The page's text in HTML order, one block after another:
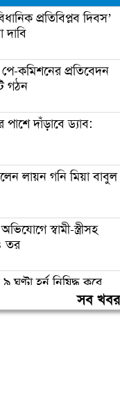
প্রতিবিপ্লব দিবস’
পে-কমিশনের প্রতিবেদন
গঠন
দাঁড়াবে ড্যাব:
লায়ন গনি মিয়া বাবুল
স্বামী-স্ত্রীসহ
তর
হর্ন নিষিদ্ধ করে
সব